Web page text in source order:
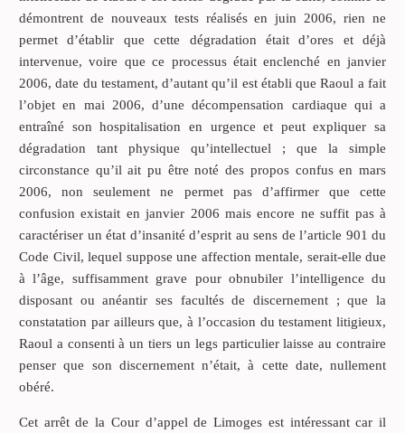
démontrent de nouveaux tests réalisés en juin 2006, rien ne
permet d’établir que cette dégradation était d’ores et déjà
intervenue, voire que ce processus était enclenché en janvier
2006, date du testament, d’autant qu’il est établi que Raoul a fait
l’objet en mai 2006, d’une décompensation cardiaque qui a
entraîné son hospitalisation en urgence et peut expliquer sa
dégradation tant physique qu’intellectuel ; que la simple
circonstance qu’il ait pu être noté des propos confus en mars
2006, non seulement ne permet pas d’affirmer que cette
confusion existait en janvier 2006 mais encore ne suffit pas à
caractériser un état d’insanité d’esprit au sens de l’article 901 du
Code Civil, lequel suppose une affection mentale, serait-elle due
à l’âge, suffisamment grave pour obnubiler l’intelligence du
disposant ou anéantir ses facultés de discernement ; que la
constatation par ailleurs que, à l’occasion du testament litigieux,
Raoul a consenti à un tiers un legs particulier laisse au contraire
penser que son discernement n’était, à cette date, nullement
obéré.
Cet arrêt de la Cour d’appel de Limoges est intéressant car il